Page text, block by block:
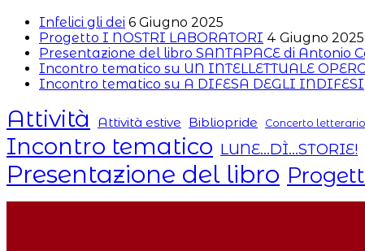
Infelici gli dei 6 Giugno 2025
Progetto I NOSTRI LABORATORI 4 Giugno 2025
Presentazione del libro SANTAPACE di Antonio
Incontro tematico su UN INTELLETTUALE
Incontro tematico su A DIFESA DEGLI INDIFESI
Attività Attività estive Bibliopride Concerto letterario
Incontro tematico LUNE...DÌ...STORIE!
Presentazione del libro